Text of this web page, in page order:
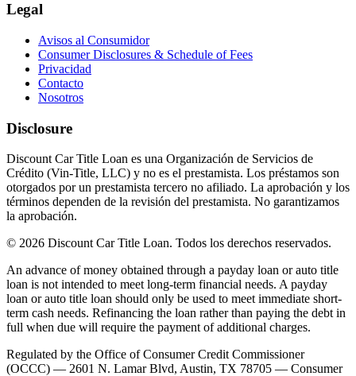
Legal
Avisos al Consumidor
Consumer Disclosures & Schedule of Fees
Privacidad
Contacto
Nosotros
Disclosure
Discount Car Title Loan es una Organización de Servicios de
Crédito (Vin-Title, LLC) y no es el prestamista. Los préstamos son
otorgados por un prestamista tercero no afiliado. La aprobación y los
términos dependen de la revisión del prestamista. No garantizamos
la aprobación.
© 2026 Discount Car Title Loan. Todos los derechos reservados.
An advance of money obtained through a payday loan or auto title
loan is not intended to meet long-term financial needs. A payday
loan or auto title loan should only be used to meet immediate short-
term cash needs. Refinancing the loan rather than paying the debt in
full when due will require the payment of additional charges.
Regulated by the Office of Consumer Credit Commissioner
(OCCC) — 2601 N. Lamar Blvd, Austin, TX 78705 — Consumer